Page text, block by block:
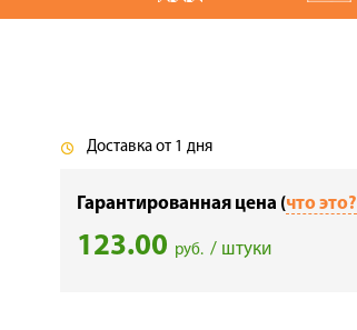
Доставка от 1 дня
Гарантированная цена (что это?
123.00 руб. / штуки